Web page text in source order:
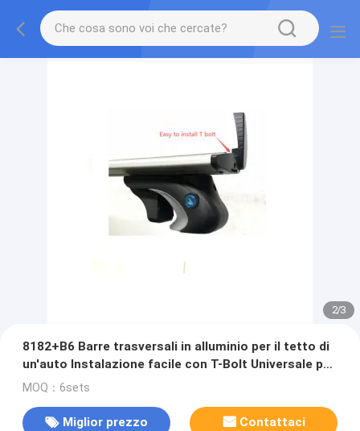
2/3
8182+B6 Barre trasversali in alluminio per il tetto di
un'auto Instalazione facile con T-Bolt Universale per
rotaie sollevate 4x4 Accessori
MOQ：6sets
Miglior prezzo Contattaci